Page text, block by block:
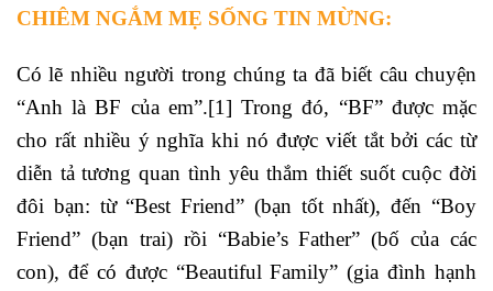
CHIÊM NGẮM MẸ SỐNG TIN MỪNG:
Có lẽ nhiều người trong chúng ta đã biết câu chuyện
“Anh là BF của em”.[1] Trong đó, “BF” được mặc
cho rất nhiều ý nghĩa khi nó được viết tắt bởi các từ
diễn tả tương quan tình yêu thắm thiết suốt cuộc đời
đôi bạn: từ “Best Friend” (bạn tốt nhất), đến “Boy
Friend” (bạn trai) rồi “Babie’s Father” (bố của các
con), để có được “Beautiful Family” (gia đình hạnh